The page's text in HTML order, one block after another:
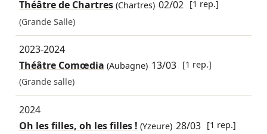
Théâtre de Chartres(Chartres) 02/02 [1 rep.]
(Grande Salle)
2023-2024
Théâtre Comœdia (Aubagne) 13/03 [1 rep.]
(Grande salle)
2024
Oh les filles, oh les filles ! (Yzeure) 28/03 [1 rep.]